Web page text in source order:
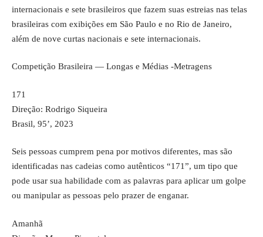
internacionais e sete brasileiros que fazem suas estreias nas telas
brasileiras com exibições em São Paulo e no Rio de Janeiro,
além de nove curtas nacionais e sete internacionais.
Competição Brasileira — Longas e Médias -Metragens
171
Direção: Rodrigo Siqueira
Brasil, 95’, 2023
Seis pessoas cumprem pena por motivos diferentes, mas são
identificadas nas cadeias como autênticos “171”, um tipo que
pode usar sua habilidade com as palavras para aplicar um golpe
ou manipular as pessoas pelo prazer de enganar.
Amanhã